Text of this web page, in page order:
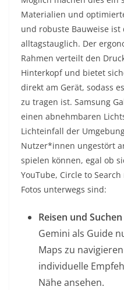
Materialien und
und robuste Bauweise ist
alltagstauglich. Der
Rahmen verteilt den
Hinterkopf und bietet
direkt am Gerät, sodass
zu tragen ist. Samsung
einen abnehmbaren
Lichteinfall der
Nutzer*innen ungestört
spielen können, egal ob
YouTube, Circle to Search
Fotos unterwegs sind:
Reisen und
Gemini als Guide
Maps zu
individuelle
Nähe ansehen.